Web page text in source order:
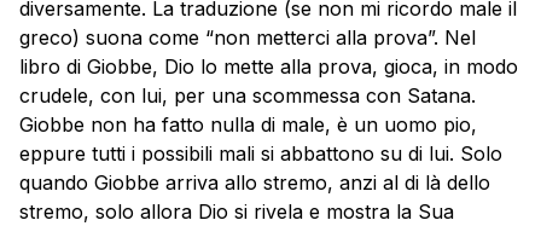
diversamente. La traduzione (se non mi ricordo male il
greco) suona come “non metterci alla prova”. Nel
libro di Giobbe, Dio lo mette alla prova, gioca, in modo
crudele, con lui, per una scommessa con Satana.
Giobbe non ha fatto nulla di male, è un uomo pio,
eppure tutti i possibili mali si abbattono su di lui. Solo
quando Giobbe arriva allo stremo, anzi al di là dello
stremo, solo allora Dio si rivela e mostra la Sua